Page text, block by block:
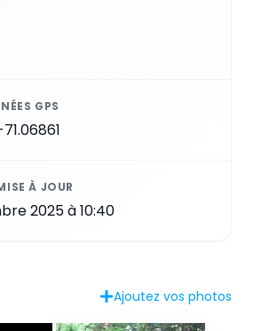
GPS
À JOUR
2025 à 10:40
Ajoutez vos photos